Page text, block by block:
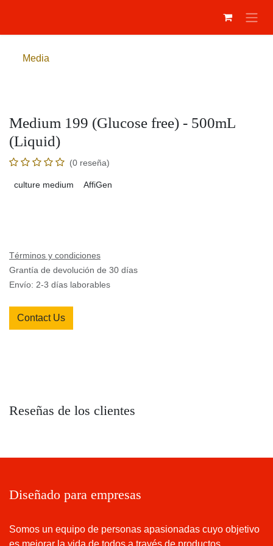
Media
Medium 199 (Glucose free) - 500mL
(Liquid)
(0 reseña)
culture medium
AffiGen
Términos y condiciones
Grantía de devolución de 30 días
Envío: 2-3 días laborables
Contact Us
Reseñas de los clientes
Diseñado para empresas
Somos un equipo de personas apasionadas cuyo